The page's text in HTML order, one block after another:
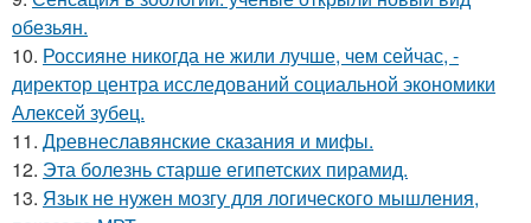
обезьян.
10. Россияне никогда не жили лучше, чем сейчас, -
директор центра исследований социальной экономики
Алексей зубец.
11. Древнеславянские сказания и мифы.
12. Эта болезнь старше египетских пирамид.
13. Язык не нужен мозгу для логического мышления,